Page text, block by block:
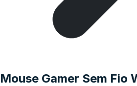
Mouse Gamer Sem Fio